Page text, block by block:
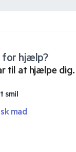
for hjælp?
til at hjælpe dig.
smil
mad